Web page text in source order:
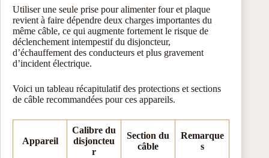
Utiliser une seule prise pour alimenter four et plaque
revient à faire dépendre deux charges importantes du
même câble, ce qui augmente fortement le risque de
déclenchement intempestif du disjoncteur,
d’échauffement des conducteurs et plus gravement
d’incident électrique.
Voici un tableau récapitulatif des protections et sections
de câble recommandées pour ces appareils.
Appareil
Calibre du
disjoncteu
r
Section du
câble
Remarque
s